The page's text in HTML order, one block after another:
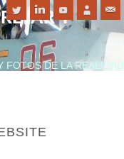
Y
FOTOS DE LA REALIDAD